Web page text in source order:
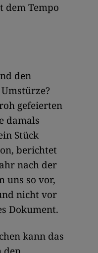
dem Tempo
den
gefeierten
damals
Stück
berichtet
nach der
uns so vor,
nicht vor
Dokument.
kann das